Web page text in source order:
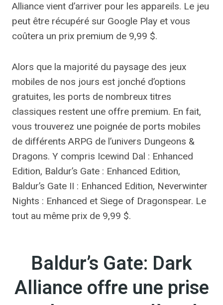
Alliance vient d’arriver pour les appareils. Le jeu
peut être récupéré sur Google Play et vous
coûtera un prix premium de 9,99 $.
Alors que la majorité du paysage des jeux
mobiles de nos jours est jonché d’options
gratuites, les ports de nombreux titres
classiques restent une offre premium. En fait,
vous trouverez une poignée de ports mobiles
de différents ARPG de l’univers Dungeons &
Dragons. Y compris Icewind Dal : Enhanced
Edition, Baldur’s Gate : Enhanced Edition,
Baldur’s Gate II : Enhanced Edition, Neverwinter
Nights : Enhanced et Siege of Dragonspear. Le
tout au même prix de 9,99 $.
Baldur’s Gate: Dark
Alliance offre une prise